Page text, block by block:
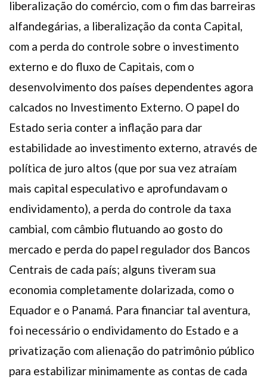
liberalização do comércio, com o fim das barreiras
alfandegárias, a liberalização da conta Capital,
com a perda do controle sobre o investimento
externo e do fluxo de Capitais, com o
desenvolvimento dos países dependentes agora
calcados no Investimento Externo. O papel do
Estado seria conter a inflação para dar
estabilidade ao investimento externo, através de
política de juro altos (que por sua vez atraíam
mais capital especulativo e aprofundavam o
endividamento), a perda do controle da taxa
cambial, com câmbio flutuando ao gosto do
mercado e perda do papel regulador dos Bancos
Centrais de cada país; alguns tiveram sua
economia completamente dolarizada, como o
Equador e o Panamá. Para financiar tal aventura,
foi necessário o endividamento do Estado e a
privatização com alienação do patrimônio público
para estabilizar minimamente as contas de cada